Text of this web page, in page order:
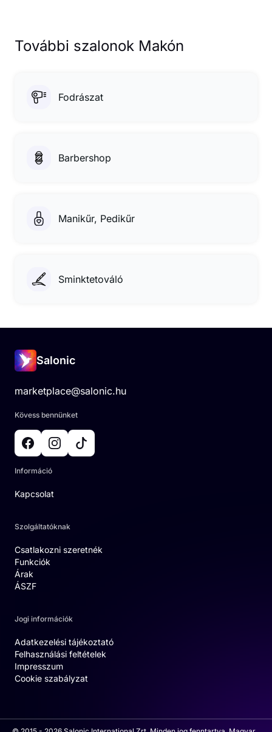
További szalonok Makón
Fodrászat
Barbershop
Manikűr, Pedikűr
Sminktetováló
Salonic
marketplace@salonic.hu
Kövess bennünket
Információ
Kapcsolat
Szolgáltatóknak
Csatlakozni szeretnék
Funkciók
Árak
ÁSZF
Jogi információk
Adatkezelési tájékoztató
Felhasználási feltételek
Impresszum
Cookie szabályzat